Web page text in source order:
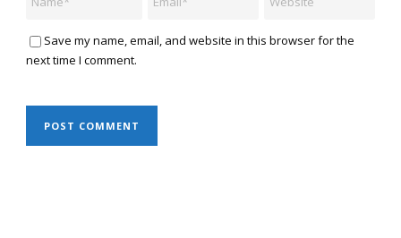
Save my name, email, and website in this browser for the
next time I comment.